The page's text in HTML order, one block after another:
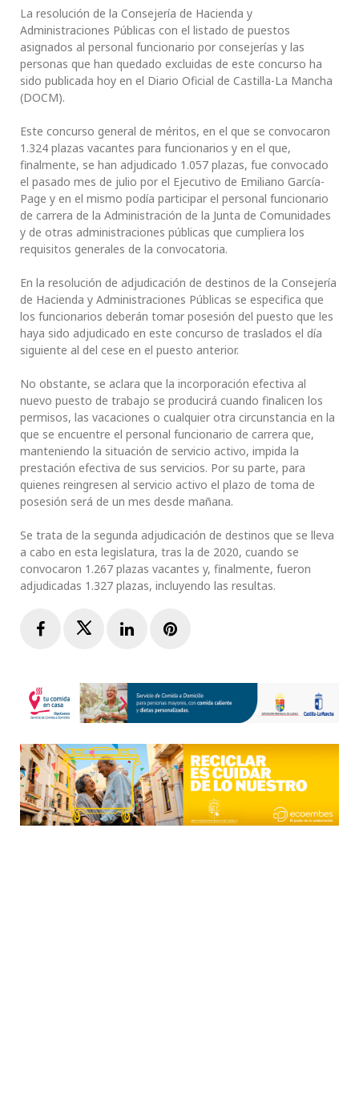
La resolución de la Consejería de Hacienda y
Administraciones Públicas con el listado de puestos
asignados al personal funcionario por consejerías y las
personas que han quedado excluidas de este concurso ha
sido publicada hoy en el Diario Oficial de Castilla-La Mancha
(DOCM).
Este concurso general de méritos, en el que se convocaron
1.324 plazas vacantes para funcionarios y en el que,
finalmente, se han adjudicado 1.057 plazas, fue convocado
el pasado mes de julio por el Ejecutivo de Emiliano García-
Page y en el mismo podía participar el personal funcionario
de carrera de la Administración de la Junta de Comunidades
y de otras administraciones públicas que cumpliera los
requisitos generales de la convocatoria.
En la resolución de adjudicación de destinos de la Consejería
de Hacienda y Administraciones Públicas se especifica que
los funcionarios deberán tomar posesión del puesto que les
haya sido adjudicado en este concurso de traslados el día
siguiente al del cese en el puesto anterior.
No obstante, se aclara que la incorporación efectiva al
nuevo puesto de trabajo se producirá cuando finalicen los
permisos, las vacaciones o cualquier otra circunstancia en la
que se encuentre el personal funcionario de carrera que,
manteniendo la situación de servicio activo, impida la
prestación efectiva de sus servicios. Por su parte, para
quienes reingresen al servicio activo el plazo de toma de
posesión será de un mes desde mañana.
Se trata de la segunda adjudicación de destinos que se lleva
a cabo en esta legislatura, tras la de 2020, cuando se
convocaron 1.267 plazas vacantes y, finalmente, fueron
adjudicadas 1.327 plazas, incluyendo las resultas.
FacebookTwitterLinkedInPinterest